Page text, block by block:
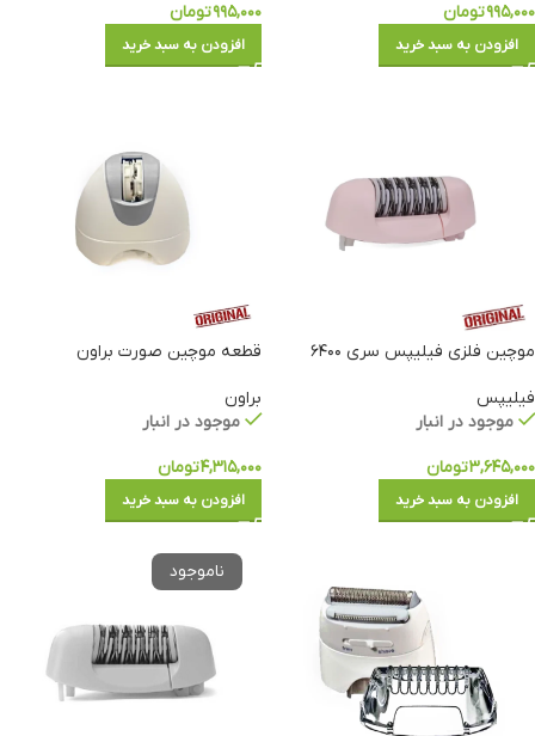
۹۹۵,۰۰۰تومان
افزودن به سبد خرید
۹۹۵,۰۰۰تومان
افزودن به سبد خرید
موچین فلزی فیلیپس سری ۶۴۰۰
فیلیپس
موجود در انبار
۳,۶۴۵,۰۰۰تومان
افزودن به سبد خرید
قطعه موچین صورت براون
براون
موجود در انبار
۴,۳۱۵,۰۰۰تومان
افزودن به سبد خرید